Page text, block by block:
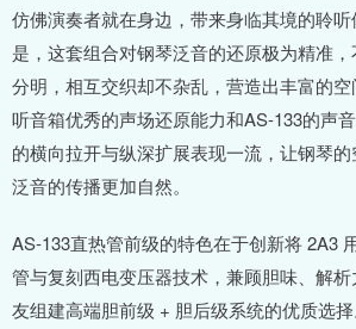
仿佛演奏者就在身边，带来身临其境的聆
是，这套组合对钢琴泛音的还原极为精准
分明，相互交织却不杂乱，营造出丰富的
听音箱优秀的声场还原能力和AS-133的声
的横向拉开与纵深扩展表现一流，让钢琴的
泛音的传播更加自然。
AS-133直热管前级的特色在于创新将 2A3
管与复刻西电变压器技术，兼顾胆味、解
友组建高端胆前级 + 胆后级系统的优质选